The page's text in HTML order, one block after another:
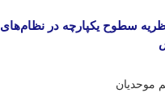
سطوح یکپارچه در نظام‌های
موحدیان